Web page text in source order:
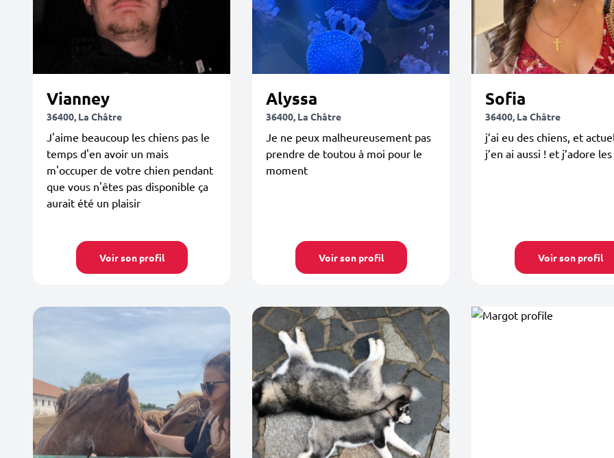
Vianney
36400, La Châtre
J'aime beaucoup les chiens pas le
temps d'en avoir un mais
m'occuper de votre chien pendant
que vous n'êtes pas disponible ça
aurait été un plaisir
Voir son profil
Alyssa
36400, La Châtre
Je ne peux malheureusement pas
prendre de toutou à moi pour le
moment
Voir son profil
Sofia
36400, La Châtre
j’ai eu des chiens, et
j’en ai aussi ! et j’adore
Voir son profil